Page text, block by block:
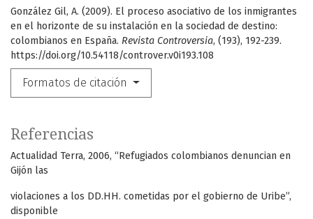
González Gil, A. (2009). El proceso asociativo de los inmigrantes
en el horizonte de su instalación en la sociedad de destino:
colombianos en España. Revista Controversia, (193), 192-239.
https://doi.org/10.54118/controver.v0i193.108
Formatos de citación
Referencias
Actualidad Terra, 2006, “Refugiados colombianos denuncian en
Gijón las
violaciones a los DD.HH. cometidas por el gobierno de Uribe”,
disponible